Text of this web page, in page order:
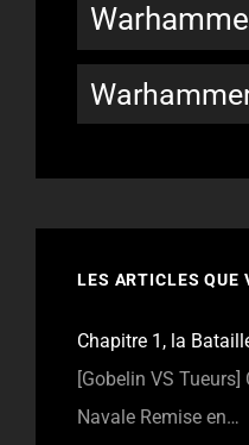
LES ARTICLES QUE
Chapitre 1, la
[Gobelin VS
Navale Remise en…